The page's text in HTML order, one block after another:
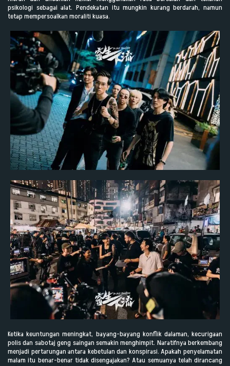
psikologi sebagai alat. Pendekatan itu mungkin kurang berdarah, namun
tetap mempersoalkan moraliti kuasa.
Ketika keuntungan meningkat, bayang-bayang konflik dalaman, kecurigaan
polis dan sabotaj geng saingan semakin menghimpit. Naratifnya berkembang
menjadi pertarungan antara kebetulan dan konspirasi. Apakah penyelamatan
malam itu benar-benar tidak disengajakan? Atau semuanya telah dirancang